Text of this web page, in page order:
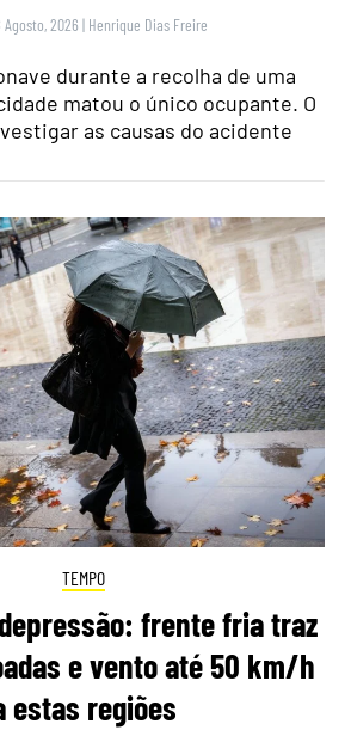
Agosto, 2026 | Henrique Dias Freire
durante a recolha de uma
matou o único ocupante. O
as causas do acidente
TEMPO
frente fria traz
e vento até 50 km/h
estas regiões